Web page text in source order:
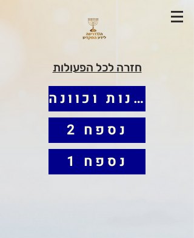
חזרה לכל הפעולות
הפעולה - קרבנות וכוונה
נספח 2
נספח 1